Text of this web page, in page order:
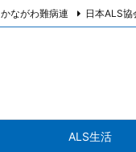
ALS生活
かながわ難病連 日本ALS協